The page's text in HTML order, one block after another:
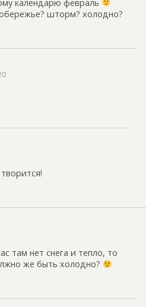
календарю февраль
шторм? холодно?
там нет снега и тепло, то
же быть холодно?